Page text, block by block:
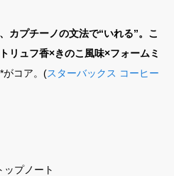
カプチーノの文法で“いれる”。こ
リュフ香×きのこ風味×フォームミ
がコア。(スターバックス コーヒー
ップノート